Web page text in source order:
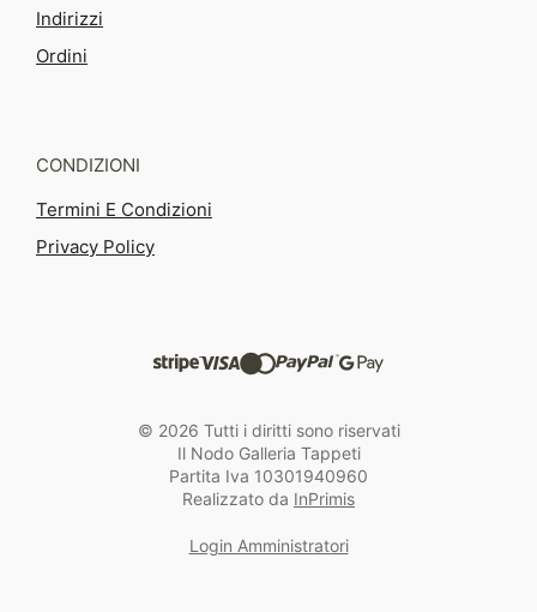
Indirizzi
Ordini
CONDIZIONI
Termini E Condizioni
Privacy Policy
© 2026 Tutti i diritti sono riservati
Il Nodo Galleria Tappeti
Partita Iva 10301940960
Realizzato da InPrimis
Login Amministratori